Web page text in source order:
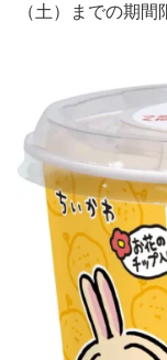
（土）までの期間